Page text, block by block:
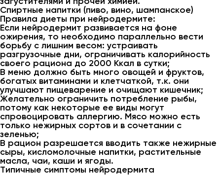
Спиртные напитки (пиво, вино, шампанское)
Правила диеты при нейродермите:
Если нейродермит развивается на фоне
ожирения, то необходимо параллельно вести
борьбу с лишним весом: устраивать
разгрузочные дни, ограничивать калорийность
своего рациона до 2000 Ккал в сутки;
В меню должно быть много овощей и фруктов,
богатых витаминами и клетчаткой, т.к. они
улучшают пищеварение и очищают кишечник;
Желательно ограничить потребление рыбы,
потому как некоторые ее виды могут
спровоцировать аллергию. Мясо можно есть
только нежирных сортов и в сочетании с
зеленью;
В рацион разрешается вводить также нежирные
сыры, кисломолочные напитки, растительные
масла, чаи, каши и ягоды.
Типичные симптомы нейродермита